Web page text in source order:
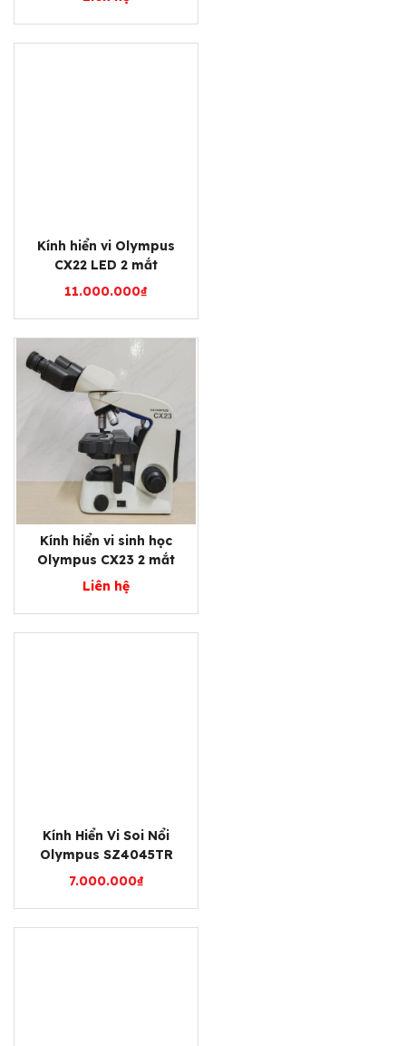
Kính hiển vi Olympus
CX22 LED 2 mắt
11.000.000₫
Kính hiển vi sinh học
Olympus CX23 2 mắt
Liên hệ
Kính Hiển Vi Soi Nổi
Olympus SZ4045TR
7.000.000₫